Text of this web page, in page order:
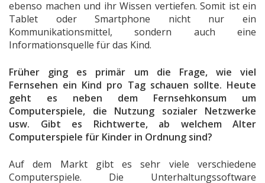
ebenso machen und ihr Wissen vertiefen. Somit ist ein
Tablet oder Smartphone nicht nur ein
Kommunikationsmittel, sondern auch eine
Informationsquelle für das Kind.
Früher ging es primär um die Frage, wie viel
Fernsehen ein Kind pro Tag schauen sollte. Heute
geht es neben dem Fernsehkonsum um
Computerspiele, die Nutzung sozialer Netzwerke
usw. Gibt es Richtwerte, ab welchem Alter
Computerspiele für Kinder in Ordnung sind?
Auf dem Markt gibt es sehr viele verschiedene
Computerspiele. Die Unterhaltungssoftware